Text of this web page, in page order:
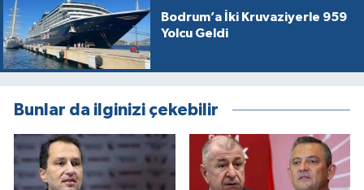
Bodrum’a İki Kruvaziyerle 959
Yolcu Geldi
Bunlar da ilginizi çekebilir